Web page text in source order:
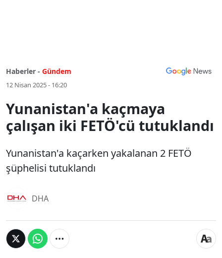
Haberler - Gündem
12 Nisan 2025 - 16:20
Yunanistan'a kaçmaya
çalışan iki FETÖ'cü tutuklandı
Yunanistan'a kaçarken yakalanan 2 FETÖ
şüphelisi tutuklandı
DHA